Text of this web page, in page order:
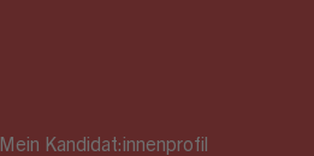
Mein Kandidat:innenprofil